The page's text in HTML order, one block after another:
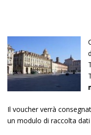
Il voucher verrà
un modulo di raccolta